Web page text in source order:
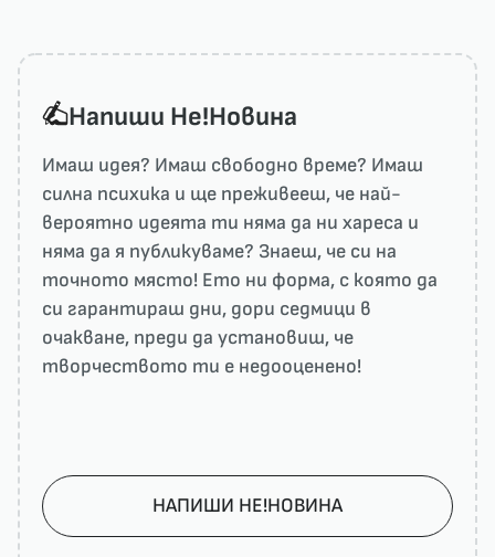
Напиши He!Новина
Имаш идея? Имаш свободно време? Имаш
силна психика и ще преживееш, че най-
вероятно идеята ти няма да ни харесa и
няма да я публикуваме? Знаеш, че си на
точното място! Ето ни форма, с която да
си гарантираш дни, дори седмици в
очакване, преди да установиш, че
творчеството ти е недооценено!
НАПИШИ НЕ!НОВИНА